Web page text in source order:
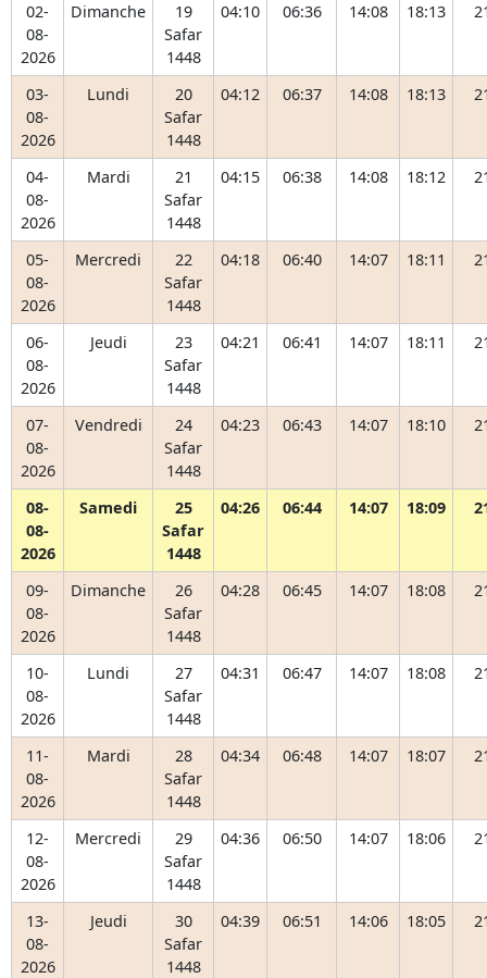
02-
08-
2026
Dimanche
19
Safar
1448
04:10 06:36 14:08 18:13
03-
08-
2026
Lundi
20
Safar
1448
04:12 06:37 14:08 18:13
04-
08-
2026
Mardi
21
Safar
1448
04:15 06:38 14:08 18:12
05-
08-
2026
Mercredi
22
Safar
1448
04:18 06:40 14:07 18:11
06-
08-
2026
Jeudi
23
Safar
1448
04:21 06:41 14:07 18:11
07-
08-
2026
Vendredi
24
Safar
1448
04:23 06:43 14:07 18:10
08-
08-
2026
Samedi
25
Safar
1448
04:26 06:44 14:07 18:09
09-
08-
2026
Dimanche
26
Safar
1448
04:28 06:45 14:07 18:08
10-
08-
2026
Lundi
27
Safar
1448
04:31 06:47 14:07 18:08
11-
08-
2026
Mardi
28
Safar
1448
04:34 06:48 14:07 18:07
12-
08-
2026
Mercredi
29
Safar
1448
04:36 06:50 14:07 18:06
13-
08-
2026
Jeudi
30
Safar
1448
04:39 06:51 14:06 18:05